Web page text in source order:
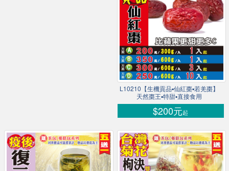
L10210【生機貢品▪仙紅棗▪若羌棗】
天然棗王▪特甜▪直接食用
$200元起